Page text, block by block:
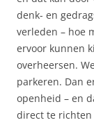
denk- en
verleden – hoe
ervoor kunnen
overheersen.
parkeren. Dan
openheid – en
direct te richten